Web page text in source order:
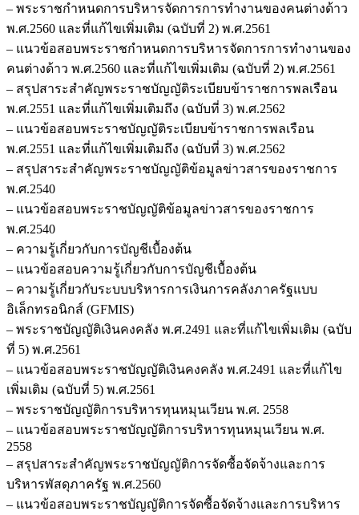
– พระราชกำหนดการบริหารจัดการการทำงานของคนต่างด้าว
พ.ศ.2560 และที่แก้ไขเพิ่มเติม (ฉบับที่ 2) พ.ศ.2561
– แนวข้อสอบพระราชกำหนดการบริหารจัดการการทำงานของ
คนต่างด้าว พ.ศ.2560 และที่แก้ไขเพิ่มเติม (ฉบับที่ 2) พ.ศ.2561
– สรุปสาระสำคัญพระราชบัญญัติระเบียบข้าราชการพลเรือน
พ.ศ.2551 และที่แก้ไขเพิ่มเติมถึง (ฉบับที่ 3) พ.ศ.2562
– แนวข้อสอบพระราชบัญญัติระเบียบข้าราชการพลเรือน
พ.ศ.2551 และที่แก้ไขเพิ่มเติมถึง (ฉบับที่ 3) พ.ศ.2562
– สรุปสาระสำคัญพระราชบัญญัติข้อมูลข่าวสารของราชการ
พ.ศ.2540
– แนวข้อสอบพระราชบัญญัติข้อมูลข่าวสารของราชการ
พ.ศ.2540
– ความรู้เกี่ยวกับการบัญชีเบื้องต้น
– แนวข้อสอบความรู้เกี่ยวกับการบัญชีเบื้องต้น
– ความรู้เกี่ยวกับระบบบริหารการเงินการคลังภาครัฐแบบ
อิเล็กทรอนิกส์ (GFMIS)
– พระราชบัญญัติเงินคงคลัง พ.ศ.2491 และที่แก้ไขเพิ่มเติม (ฉบับ
ที่ 5) พ.ศ.2561
– แนวข้อสอบพระราชบัญญัติเงินคงคลัง พ.ศ.2491 และที่แก้ไข
เพิ่มเติม (ฉบับที่ 5) พ.ศ.2561
– พระราชบัญญัติการบริหารทุนหมุนเวียน พ.ศ. 2558
– แนวข้อสอบพระราชบัญญัติการบริหารทุนหมุนเวียน พ.ศ.
2558
– สรุปสาระสำคัญพระราชบัญญัติการจัดซื้อจัดจ้างและการ
บริหารพัสดุภาครัฐ พ.ศ.2560
– แนวข้อสอบพระราชบัญญัติการจัดซื้อจัดจ้างและการบริหาร